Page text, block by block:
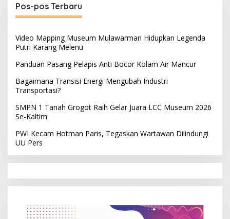
Pos-pos Terbaru
Video Mapping Museum Mulawarman Hidupkan Legenda
Putri Karang Melenu
Panduan Pasang Pelapis Anti Bocor Kolam Air Mancur
Bagaimana Transisi Energi Mengubah Industri
Transportasi?
SMPN 1 Tanah Grogot Raih Gelar Juara LCC Museum 2026
Se-Kaltim
PWI Kecam Hotman Paris, Tegaskan Wartawan Dilindungi
UU Pers